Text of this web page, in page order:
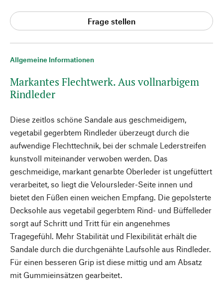
Allgemeine Informationen
Markantes Flechtwerk. Aus vollnarbigem
Rindleder
Diese zeitlos schöne Sandale aus geschmeidigem,
vegetabil gegerbtem Rindleder überzeugt durch die
aufwendige Flechttechnik, bei der schmale Lederstreifen
kunstvoll miteinander verwoben werden. Das
geschmeidige, markant genarbte Oberleder ist ungefüttert
verarbeitet, so liegt die Veloursleder-Seite innen und
bietet den Füßen einen weichen Empfang. Die gepolsterte
Decksohle aus vegetabil gegerbtem Rind- und Büffelleder
sorgt auf Schritt und Tritt für ein angenehmes
Tragegefühl. Mehr Stabilität und Flexibilität erhält die
Sandale durch die durchgenähte Laufsohle aus Rindleder.
Für einen besseren Grip ist diese mittig und am Absatz
mit Gummieinsätzen gearbeitet.
Frage stellen